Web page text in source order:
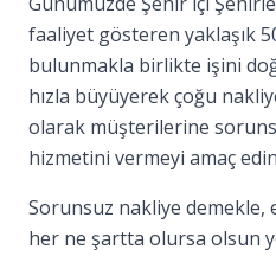
faaliyet gösteren yaklaşık
bulunmakla birlikte işini
hızla büyüyerek çoğu
olarak müşterilerine
hizmetini vermeyi amaç
Sorunsuz nakliye demekle,
her ne şartta olursa olsun